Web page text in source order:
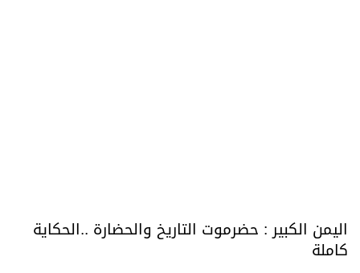
اليمن الكبير : حضرموت التاريخ والحضارة ..الحكاية
كاملة